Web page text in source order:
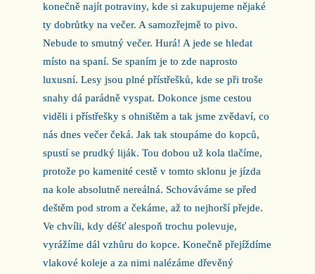
konečně najít potraviny, kde si zakupujeme nějaké
ty dobrůtky na večer. A samozřejmě to pivo.
Nebude to smutný večer. Hurá! A jede se hledat
místo na spaní. Se spaním je to zde naprosto
luxusní. Lesy jsou plné přístřešků, kde se při troše
snahy dá parádně vyspat. Dokonce jsme cestou
viděli i přístřešky s ohništěm a tak jsme zvědaví, co
nás dnes večer čeká. Jak tak stoupáme do kopců,
spustí se prudký liják. Tou dobou už kola tlačíme,
protože po kamenité cestě v tomto sklonu je jízda
na kole absolutně nereálná. Schováváme se před
deštěm pod strom a čekáme, až to nejhorší přejde.
Ve chvíli, kdy déšť alespoň trochu polevuje,
vyrážíme dál vzhůru do kopce. Konečně přejíždíme
vlakové koleje a za nimi nalézáme dřevěný